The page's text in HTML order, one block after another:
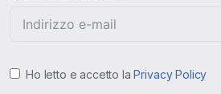
Ho letto e accetto laPrivacy Policy